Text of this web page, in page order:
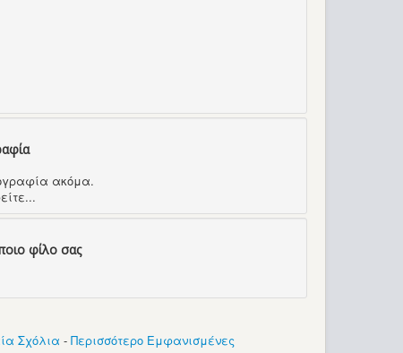
ακόμα.
φίλο σας
Σχόλια - Περισσότερο Εμφανισμένες